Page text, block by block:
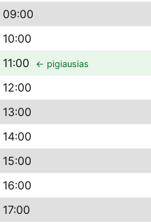
09:00
10:00
11:00 ← pigiausias
12:00
13:00
14:00
15:00
16:00
17:00